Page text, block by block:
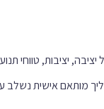
מותאם אישית נשלב